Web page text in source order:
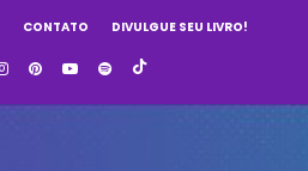
CONTATO DIVULGUE SEU LIVRO!